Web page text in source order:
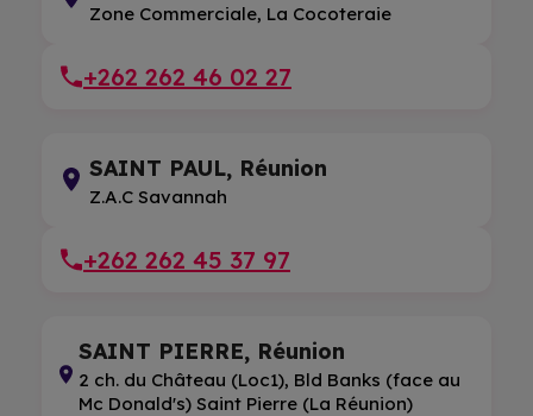
Zone Commerciale, La Cocoteraie
+262 262 46 02 27
SAINT PAUL, Réunion
Z.A.C Savannah
+262 262 45 37 97
SAINT PIERRE, Réunion
2 ch. du Château (Loc1), Bld Banks (face au
Mc Donald's) Saint Pierre (La Réunion)